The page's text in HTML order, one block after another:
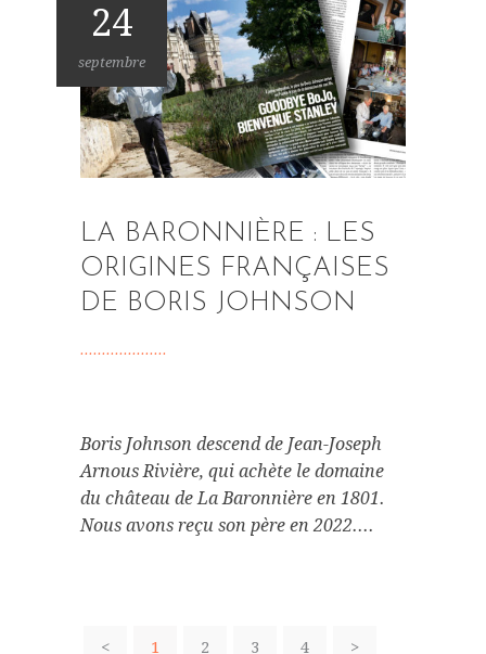
24
septembre
LA BARONNIÈRE : LES
ORIGINES FRANÇAISES
DE BORIS JOHNSON
Boris Johnson descend de Jean-Joseph
Arnous Rivière, qui achète le domaine
du château de La Baronnière en 1801.
Nous avons reçu son père en 2022....
< 1 2 3 4 >